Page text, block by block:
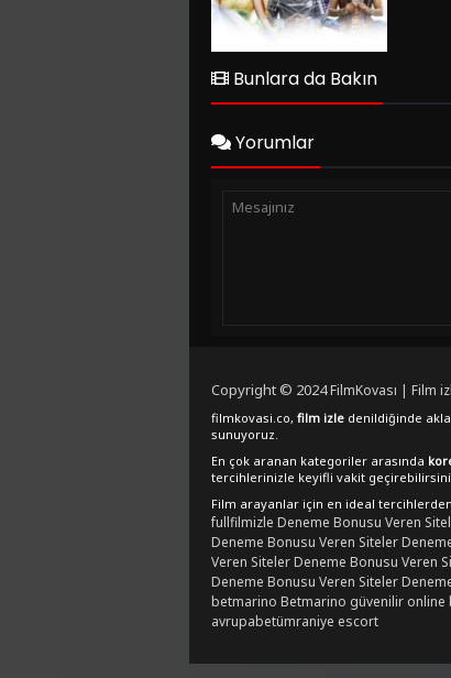
Bunlara da Bakın
Yorumlar
Copyright © 2024FilmKovası | Film
filmkovasi.co, film izle denildiğinde
sunuyoruz.
En çok aranan kategoriler arasında
tercihlerinizle keyifli vakit
Film arayanlar için en ideal
fullfilmizle Deneme Bonusu Veren
Deneme Bonusu Veren Siteler
Veren SitelerDeneme Bonusu Veren
Deneme Bonusu Veren Siteler
betmarino Betmarino güvenilir
avrupabetümraniye escort